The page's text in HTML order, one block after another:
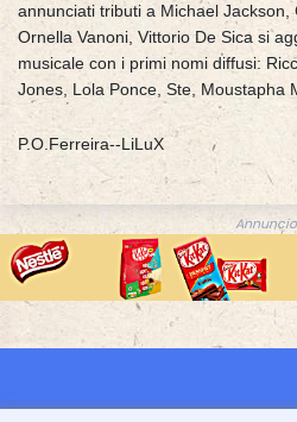
annunciati tributi a Michael Jackson,
Ornella Vanoni, Vittorio De Sica si
musicale con i primi nomi diffusi:
Jones, Lola Ponce, Ste, Moustapha
P.O.Ferreira--LiLuX
Annuncio